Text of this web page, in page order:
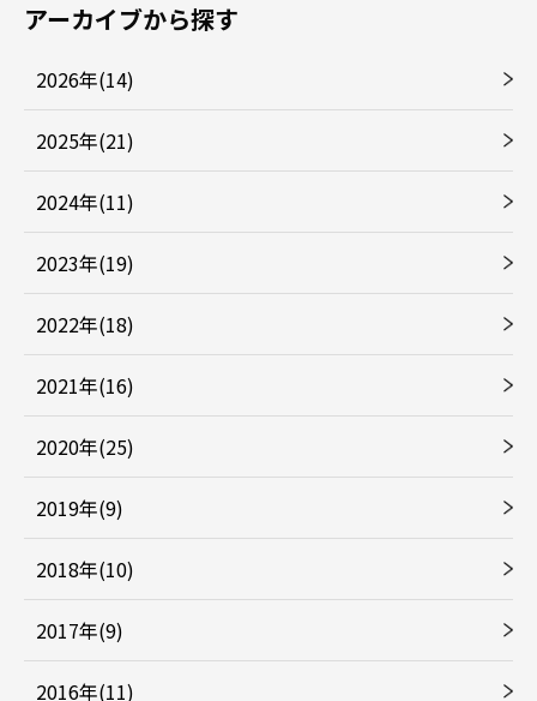
アーカイブから探す
2026年(14)
2025年(21)
2024年(11)
2023年(19)
2022年(18)
2021年(16)
2020年(25)
2019年(9)
2018年(10)
2017年(9)
2016年(11)